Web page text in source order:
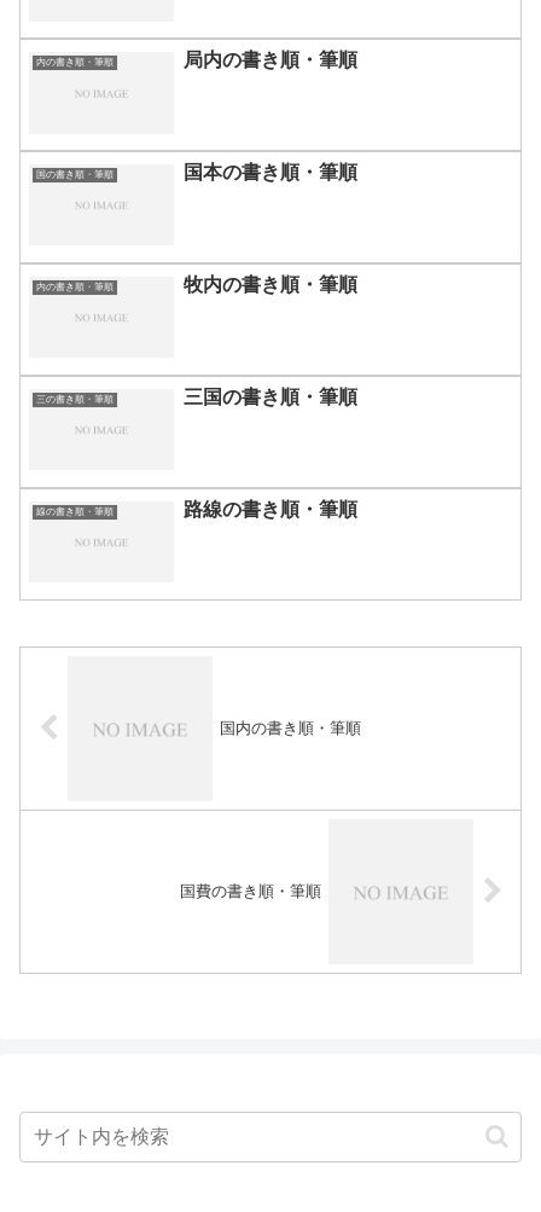
内の書き順・筆順 局内の書き順・筆順
国の書き順・筆順 国本の書き順・筆順
内の書き順・筆順 牧内の書き順・筆順
三の書き順・筆順 三国の書き順・筆順
線の書き順・筆順 路線の書き順・筆順
国内の書き順・筆順
国費の書き順・筆順